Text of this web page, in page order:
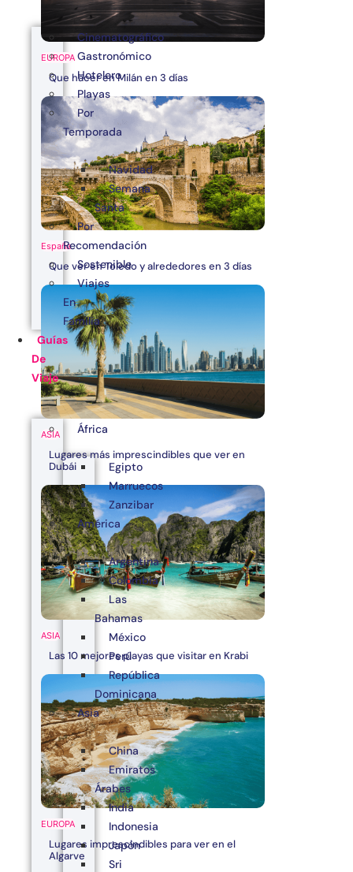
EUROPA
Que hacer en Milán en 3 días
España
Que ver en Toledo y alrededores en 3 días
ASIA
Lugares más imprescindibles que ver en
Dubái
ASIA
Las 10 mejores playas que visitar en Krabi
EUROPA
Lugares imprescindibles para ver en el
Algarve
Cinematográfico
Gastronómico
Hotelero
Playas
Por
Temporada
Navidad
Semana
Santa
Por
Recomendación
Sostenible
Viajes
En
Familia
Guías
De
Viaje
África
Egipto
Marruecos
Zanzibar
América
Argentina
Colombia
Las
Bahamas
México
Perú
República
Dominicana
Asia
China
Emiratos
Árabes
India
Indonesia
Japón
Sri